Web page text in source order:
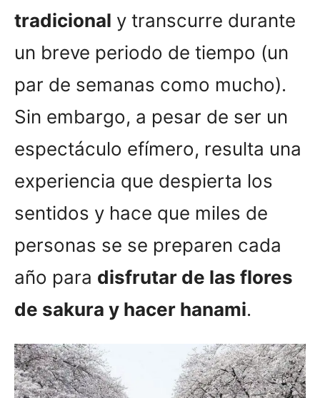
tradicional y transcurre durante
un breve periodo de tiempo (un
par de semanas como mucho).
Sin embargo, a pesar de ser un
espectáculo efímero, resulta una
experiencia que despierta los
sentidos y hace que miles de
personas se se preparen cada
año para disfrutar de las flores
de sakura y hacer hanami.